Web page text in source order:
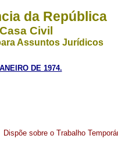
da República
Casa Civil
Assuntos Jurídicos
DE 1974.
Dispõe sobre o Trabalho